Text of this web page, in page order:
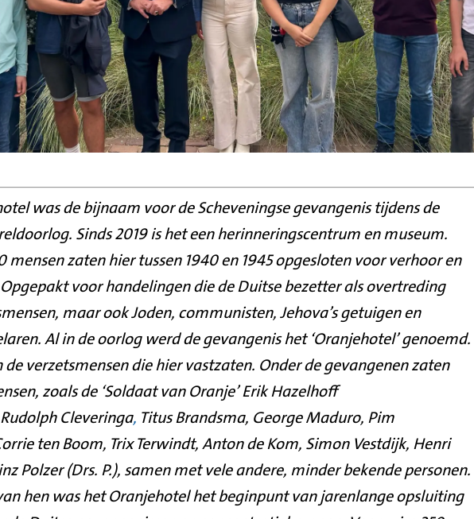
was de bijnaam voor de Scheveningse gevangenis tijdens de
Sinds 2019 is het een herinneringscentrum en museum.
mensen zaten hier tussen 1940 en 1945 opgesloten voor verhoor en
voor handelingen die de Duitse bezetter als overtreding
maar ook Joden, communisten, Jehova’s getuigen en
Al in de oorlog werd de gevangenis het ‘Oranjehotel’ genoemd.
de verzetsmensen die hier vastzaten. Onder de gevangenen zaten
zoals de ‘Soldaat van Oranje’ Erik Hazelhoff
Cleveringa, Titus Brandsma, George Maduro, Pim
ten Boom, Trix Terwindt, Anton de Kom, Simon Vestdijk, Henri
Polzer (Drs. P.), samen met vele andere, minder bekende personen.
hen was het Oranjehotel het beginpunt van jarenlange opsluiting